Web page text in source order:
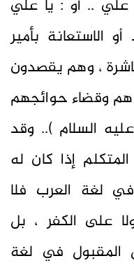
علي .. أو : يا علي
الاستعانة بأمير
، وهم يقصدون
وقضاء حوائجهم
السلام ).. وقد
إذا كان له
لغة العرب فلا
على الكفر ، بل
المقبول في لغة